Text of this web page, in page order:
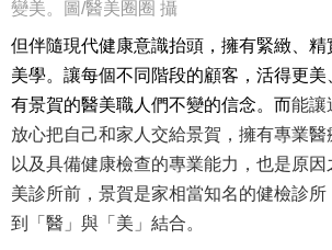
變美。
圖/醫美圈圈 攝
但伴隨現代健康意識抬頭，擁有緊緻、
美學。讓每個不同階段的顧客，活得更
有景賀的醫美職人們不變的信念。而能讓
放心把自己和家人交給景賀，擁有專業醫
以及具備健康檢查的專業能力，也是原
美診所前，景賀是家相當知名的健檢診
到「醫」與「美」結合。